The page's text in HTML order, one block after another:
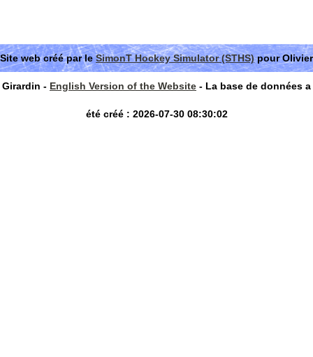
Site web créé par leSimonT Hockey Simulator (STHS)pour Olivier
Girardin - English Version of the Website - La base de données a
été créé : 2026-07-30 08:30:02